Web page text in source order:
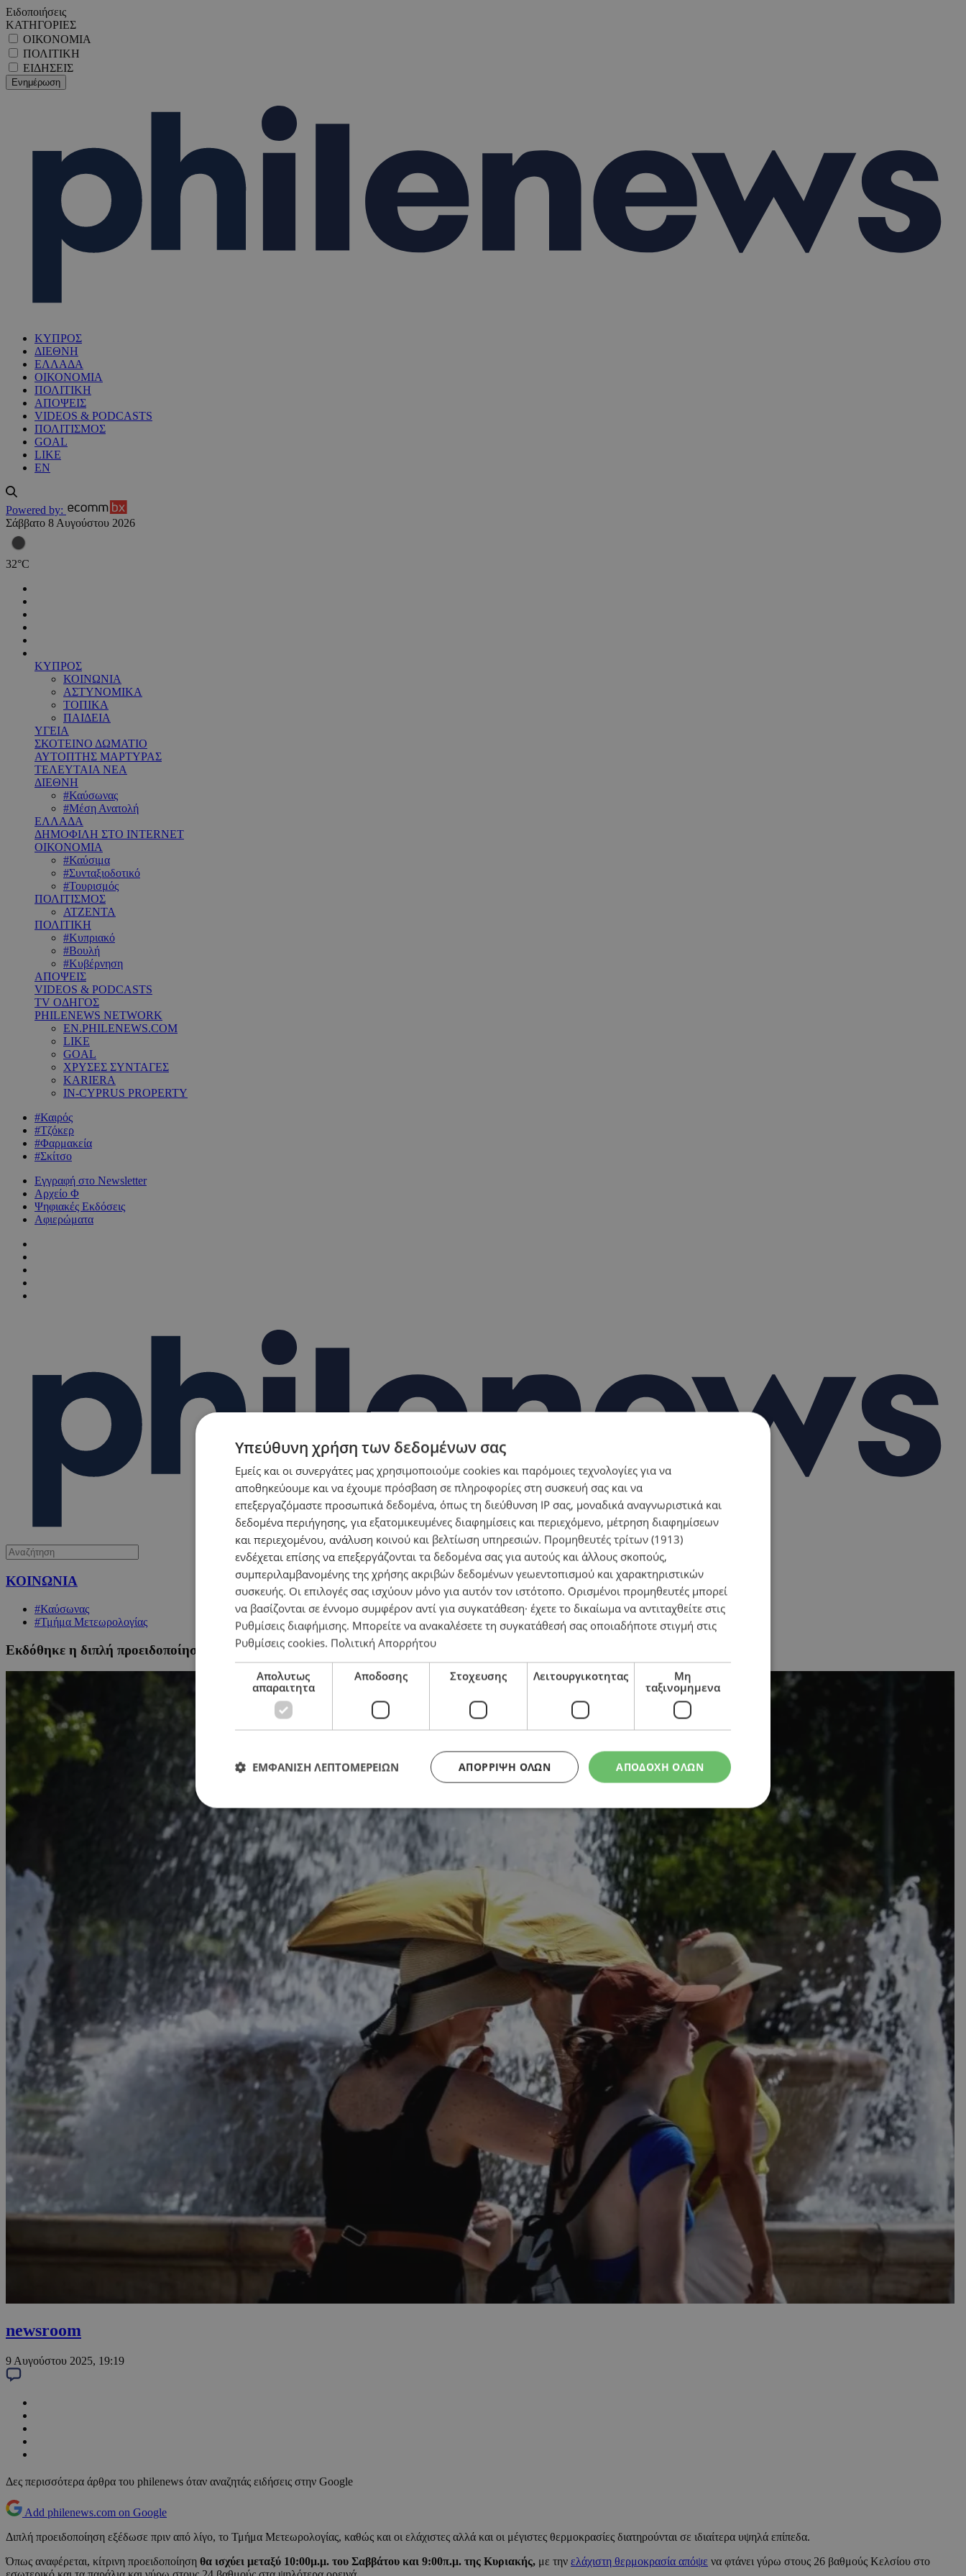
Ειδοποιήσεις
ΚΑΤΗΓΟΡΙΕΣ
ΟΙΚΟΝΟΜΙΑ
ΠΟΛΙΤΙΚΗ
ΕΙΔΗΣΕΙΣ
ΚΥΠΡΟΣ
ΔΙΕΘΝΗ
ΕΛΛΑΔΑ
ΟΙΚΟΝΟΜΙΑ
ΠΟΛΙΤΙΚΗ
ΑΠΟΨΕΙΣ
VIDEOS & PODCASTS
ΠΟΛΙΤΙΣΜΟΣ
GOAL
LIKE
EN
Powered by:
Σάββατο 8 Αυγούστου 2026
32°C
ΚΥΠΡΟΣ
ΚΟΙΝΩΝΙΑ
ΑΣΤΥΝΟΜΙΚΑ
ΤΟΠΙΚΑ
ΠΑΙΔΕΙΑ
ΥΓΕΙΑ
ΣΚΟΤΕΙΝΟ ΔΩΜΑΤΙΟ
ΑΥΤΟΠΤΗΣ ΜΑΡΤΥΡΑΣ
ΤΕΛΕΥΤΑΙΑ ΝΕΑ
ΔΙΕΘΝΗ
#Καύσωνας
#Μέση Ανατολή
ΕΛΛΑΔΑ
ΔΗΜΟΦΙΛΗ ΣΤΟ INTERNET
ΟΙΚΟΝΟΜΙΑ
#Καύσιμα
#Συνταξιοδοτικό
#Τουρισμός
ΠΟΛΙΤΙΣΜΟΣ
ΑΤΖΕΝΤΑ
ΠΟΛΙΤΙΚΗ
#Κυπριακό
#Βουλή
#Κυβέρνηση
ΑΠΟΨΕΙΣ
VIDEOS & PODCASTS
TV ΟΔΗΓΟΣ
PHILENEWS NETWORK
EN.PHILENEWS.COM
LIKE
GOAL
ΧΡΥΣΕΣ ΣΥΝΤΑΓΕΣ
KARIERA
IN-CYPRUS PROPERTY
#Καιρός
#Τζόκερ
#Φαρμακεία
#Σκίτσο
Εγγραφή στο Newsletter
Αρχείο Φ
Ψηφιακές Εκδόσεις
Αφιερώματα
ΚΟΙΝΩΝΙΑ
#Καύσωνας
#Τμήμα Μετεωρολογίας
Εκδόθηκε η διπλή προειδοποίηση για τη θερμοκρασία απόψε και αύριο – Σκαρφαλώνει στους 43 βαθμούς ο υδράργυρος
newsroom
9 Αυγούστου 2025, 19:19
Δες περισσότερα άρθρα του philenews όταν αναζητάς ειδήσεις στην Google
Add philenews.com on Google
Διπλή προειδοποίηση εξέδωσε πριν από λίγο, το Τμήμα Μετεωρολογίας, καθώς και οι ελάχιστες αλλά και οι μέγιστες θερμοκρασίες διατηρούνται σε ιδιαίτερα υψηλά επίπεδα.
Όπως αναφέρεται, κίτρινη προειδοποίηση θα ισχύει μεταξύ 10:00μ.μ. του Σαββάτου και 9:00π.μ. της Κυριακής, με την ελάχιστη θερμοκρασία απόψε να φτάνει γύρω στους 26 βαθμούς Κελσίου στο
Υπεύθυνη χρήση των δεδομένων σας
Εμείς και οι συνεργάτες μας χρησιμοποιούμε cookies και παρόμοιες τεχνολογίες για να
αποθηκεύουμε και να έχουμε πρόσβαση σε πληροφορίες στη συσκευή σας και να
επεξεργαζόμαστε προσωπικά δεδομένα, όπως τη διεύθυνση IP σας, μοναδικά αναγνωριστικά και
δεδομένα περιήγησης, για εξατομικευμένες διαφημίσεις και περιεχόμενο, μέτρηση διαφημίσεων
και περιεχομένου, ανάλυση κοινού και βελτίωση υπηρεσιών. Προμηθευτές τρίτων (1913)
ενδέχεται επίσης να επεξεργάζονται τα δεδομένα σας για αυτούς και άλλους σκοπούς,
συμπεριλαμβανομένης της χρήσης ακριβών δεδομένων γεωεντοπισμού και χαρακτηριστικών
συσκευής. Οι επιλογές σας ισχύουν μόνο για αυτόν τον ιστότοπο. Ορισμένοι προμηθευτές μπορεί
να βασίζονται σε έννομο συμφέρον αντί για συγκατάθεση· έχετε το δικαίωμα να αντιταχθείτε στις
Ρυθμίσεις διαφήμισης. Μπορείτε να ανακαλέσετε τη συγκατάθεσή σας οποιαδήποτε στιγμή στις
Ρυθμίσεις cookies. Πολιτική Απορρήτου
Απολυτως
απαραιτητα
Αποδοσης Στοχευσης Λειτουργικοτητας
Μη
ταξινομημενα
ΑΠΟΔΟΧΗ ΟΛΩΝ
ΑΠΌΡΡΙΨΗ ΌΛΩΝ
ΕΜΦΑΝΙΣΗ ΛΕΠΤΟΜΕΡΕΙΩΝ